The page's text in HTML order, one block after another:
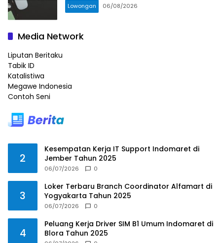
Lowongan 06/08/2026
Media Network
Liputan Beritaku
Tabik ID
Katalistiwa
Megawe Indonesia
Contoh Seni
2
Kesempatan Kerja IT Support Indomaret di
Jember Tahun 2025
06/07/2026 0
3
Loker Terbaru Branch Coordinator Alfamart di
Yogyakarta Tahun 2025
06/07/2026 0
4
Peluang Kerja Driver SIM B1 Umum Indomaret di
Blora Tahun 2025